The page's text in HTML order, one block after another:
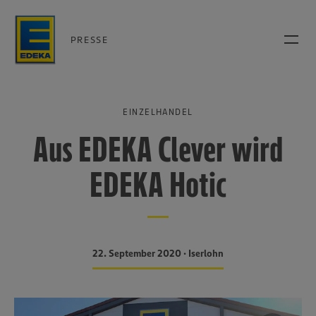
PRESSE
EINZELHANDEL
Aus EDEKA Clever wird
EDEKA Hotic
22. September 2020 • Iserlohn